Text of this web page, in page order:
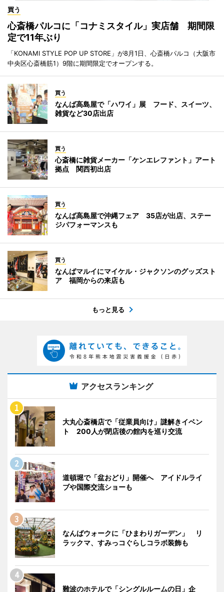
買う
心斎橋パルコに「コナミスタイル」実店舗 期間限
定で11年ぶり
「KONAMI STYLE POP UP STORE」が8月1日、心斎橋パルコ（大阪市
中央区心斎橋筋1）9階に期間限定でオープンする。
買う
なんば高島屋で「ハワイ」展 フード、スイーツ、
雑貨など30店出店
買う
心斎橋に雑貨メーカー「ケンエレファント」アート
拠点 関西初出店
買う
なんば高島屋で沖縄フェア 35店が出店、ステー
ジパフォーマンスも
買う
なんばマルイにマイケル・ジャクソンのグッズスト
ア 福岡からの来店も
もっと見る
アクセスランキング
大丸心斎橋店で「従業員向け」謎解きイベン
ト 200人が閉店後の館内を巡り交流
道頓堀で「盆おどり」開催へ アイドルライ
ブや国際交流ショーも
なんばウォークに「ひまわりガーデン」 リ
ラックマ、すみっコぐらしコラボ装飾も
難波のホテルで「シングルルームの日」企